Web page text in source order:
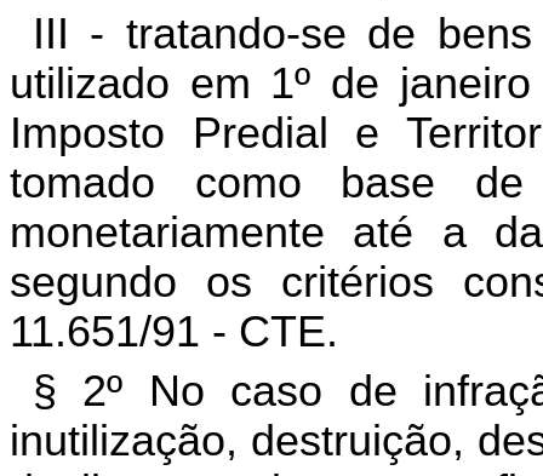
III - tratando-se de
utilizado em 1º de
Imposto Predial e
tomado como base
monetariamente até a
segundo os critérios
11.651/91 - CTE.
§ 2º No caso de
inutilização, destruição,